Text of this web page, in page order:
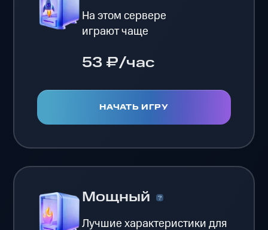
На этом сервере
играют чаще
53 ₽/час
НАЧАТЬ ИГРУ
Мощный
Лучшие характеристики для